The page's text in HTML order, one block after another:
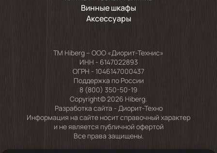
Винные шкафы
Аксессуары
TM Hiberg – ООО «Диорит-Технис»
ИНН - 6147022893
ОГРН - 1046147000437
Поддержка по России
8 (800) 350-50-19
Copyright© 2026 Hiberg.
Разработка сайта - Диорит-Техно
Информация на сайте носит справочный характер
и не является публичной офертой
Все права защищены.